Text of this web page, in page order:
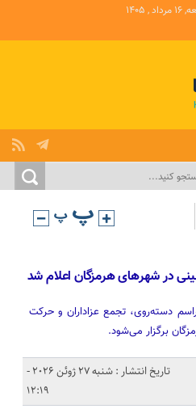
, ۱۴۰۵
در شهرهای هرمزگان اعلام شد
دسته‌روی، تجمع عزاداران و حرکت
برگزار می‌شود.
تاریخ انتشار : شنبه 27 ژوئن 2026 -
12:19